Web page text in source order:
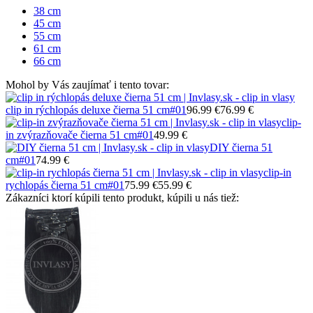
38 cm
45 cm
55 cm
61 cm
66 cm
Mohol by Vás zaujímať i tento tovar:
clip in rýchlopás deluxe čierna 51 cm#0196.99 €76.99 €
clip-
in zvýrazňovače čierna 51 cm#0149.99 €
DIY čierna 51
cm#01 74.99 €
clip-in
rychlopás čierna 51 cm#01 75.99 €55.99 €
Zákazníci ktorí kúpili tento produkt, kúpili u nás tiež: